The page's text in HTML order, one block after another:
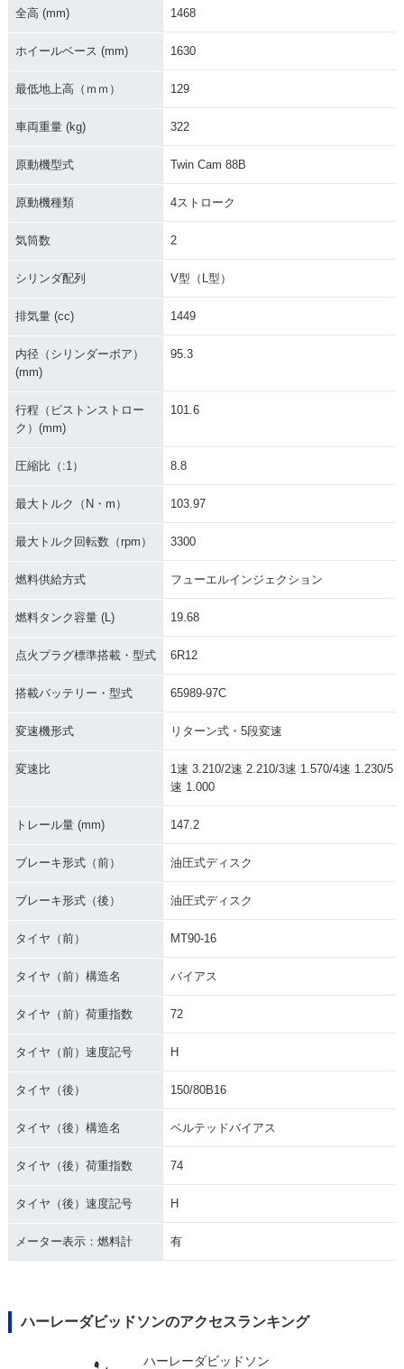
2012年 FLSTC Heri
c・カラーチェンジ
tage Softail Classi
tage Softail Classi
itage Softail Classi
c
tage Softail Classi
tage Softail Classi
c
itage Softail Classi
tage Softail Classi
c
2003年 FLSTCI Her
itage Softail Classi
2003年 FLSTC Heri
tage Softail Classi
2002年 FLSTCI Her
itage Softail Classi
2002年 FLSTC Heri
tage Softail Classi
2001年 FLSTCI Her
itage Softail Classi
2000年 FLSTC Heri
c
1999年 FLSTC Heri
tage Softail Classi
tage Softail Classi
全高 (mm) 1468
ホイールベース (mm) 1630
最低地上高（ｍｍ） 129
車両重量 (kg) 322
原動機型式 Twin Cam 88B
原動機種類 4ストローク
気筒数 2
シリンダ配列 V型（L型）
排気量 (cc) 1449
内径（シリンダーボア）
(mm)
95.3
行程（ピストンストロー
ク）(mm)
101.6
圧縮比（:1） 8.8
最大トルク（N・m） 103.97
最大トルク回転数（rpm） 3300
燃料供給方式 フューエルインジェクション
燃料タンク容量 (L) 19.68
点火プラグ標準搭載・型式 6R12
搭載バッテリー・型式 65989-97C
変速機形式 リターン式・5段変速
変速比
1速 3.210/2速 2.210/3速 1.570/4速 1.230/5
速 1.000
トレール量 (mm) 147.2
ブレーキ形式（前） 油圧式ディスク
ブレーキ形式（後） 油圧式ディスク
タイヤ（前） MT90-16
タイヤ（前）構造名 バイアス
タイヤ（前）荷重指数 72
タイヤ（前）速度記号 H
タイヤ（後） 150/80B16
タイヤ（後）構造名 ベルテッドバイアス
タイヤ（後）荷重指数 74
タイヤ（後）速度記号 H
メーター表示：燃料計 有
ハーレーダビッドソンのアクセスランキング
ハーレーダビッドソン